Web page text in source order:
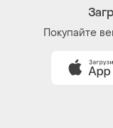
Покупайте